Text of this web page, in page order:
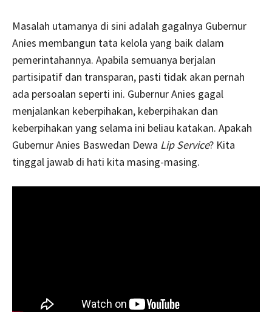
Masalah utamanya di sini adalah gagalnya Gubernur
Anies membangun tata kelola yang baik dalam
pemerintahannya. Apabila semuanya berjalan
partisipatif dan transparan, pasti tidak akan pernah
ada persoalan seperti ini. Gubernur Anies gagal
menjalankan keberpihakan, keberpihakan dan
keberpihakan yang selama ini beliau katakan. Apakah
Gubernur Anies Baswedan Dewa Lip Service? Kita
tinggal jawab di hati kita masing-masing.